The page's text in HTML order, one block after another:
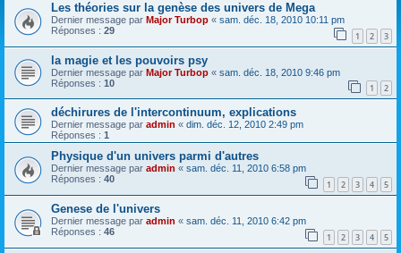
e
Les théories sur la genèse des univers de Mega
Dernier message par Major Turbop « sam. déc. 18, 2010 10:11 pm
Réponses : 29 1 2 3
la magie et les pouvoirs psy
Dernier message par Major Turbop « sam. déc. 18, 2010 9:46 pm
Réponses : 10 1 2
déchirures de l'intercontinuum, explications
Dernier message par admin « dim. déc. 12, 2010 2:49 pm
Réponses : 1
Physique d'un univers parmi d'autres
Dernier message par admin « sam. déc. 11, 2010 6:58 pm
Réponses : 40 1 2 3 4 5
Genese de l'univers
Dernier message par admin « sam. déc. 11, 2010 6:42 pm
Réponses : 46 1 2 3 4 5